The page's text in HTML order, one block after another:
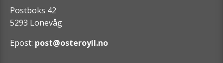
Postboks 42
5293 Lonevåg
Epost: post@osteroyil.no